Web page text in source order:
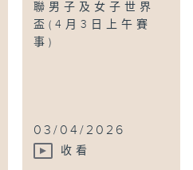
聯男子及女子世界
盃(4月3日上午賽
事)
03/04/2026
收看